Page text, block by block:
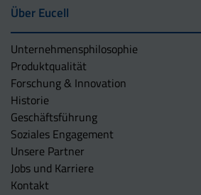
Über Eucell
Unternehmens­philosophie
Produktqualität
Forschung & Innovation
Historie
Geschäftsführung
Soziales Engagement
Unsere Partner
Jobs und Karriere
Kontakt